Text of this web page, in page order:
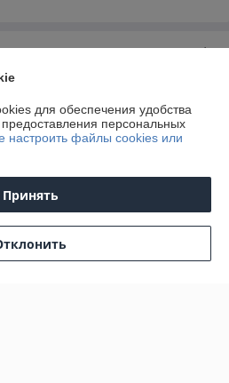
для обеспечения удобства
персональных
настроить файлы cookies или
Принять